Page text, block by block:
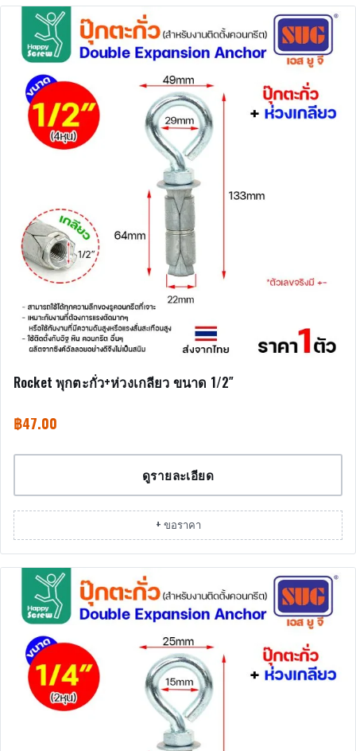
Rocket พุกตะกั่ว+ห่วงเกลียว ขนาด 1/2″
฿47.00
ดูรายละเอียด
+ ขอราคา